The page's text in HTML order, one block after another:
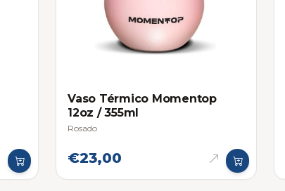
Vaso Térmico Momentop
12oz / 355ml
Rosado
€23,00